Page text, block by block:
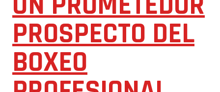
PROSPECTO DEL
BOXEO